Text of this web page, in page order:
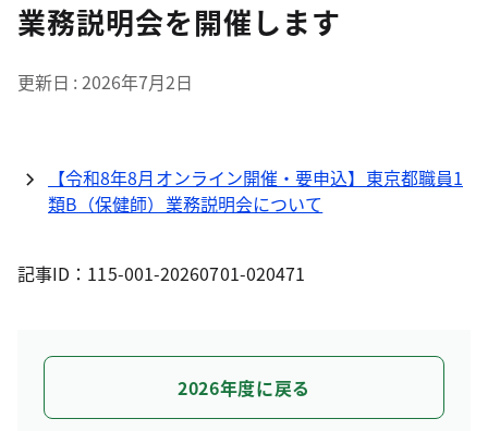
業務説明会を開催します
更新日 2026年7月2日
【令和8年8月オンライン開催・要申込】東京都職員1
類B（保健師）業務説明会について
記事ID：115-001-20260701-020471
2026年度に戻る